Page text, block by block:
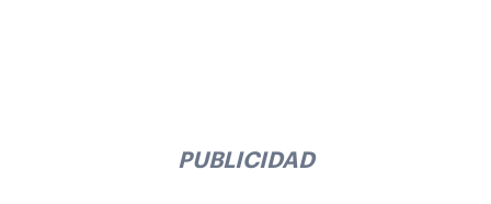
PUBLICIDAD